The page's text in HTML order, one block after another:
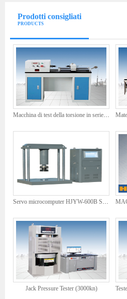
Prodotti consigliati
PRODUCTS
Macchina di test della torsione in serie EZ
Servo microcomputer HJYW-600B Servo costante Tester di pressione del tombino
Jack Pressure Tester (3000kn)